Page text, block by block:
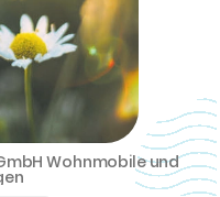
Wohnmobile und